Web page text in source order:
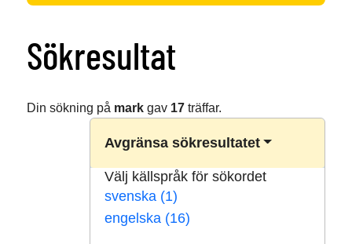
Sökresultat
Din sökning på markgav 17träffar.
Avgränsa sökresultatet
Välj källspråk för sökordet
svenska (1)
engelska (16)